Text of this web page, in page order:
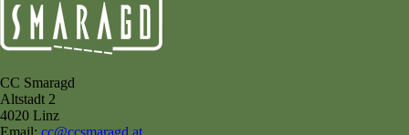
CC Smaragd
Altstadt 2
4020 Linz
Email: cc@ccsmaragd.at